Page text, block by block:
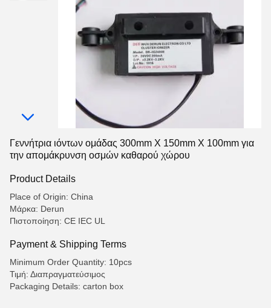
Γεννήτρια ιόντων ομάδας 300mm X 150mm X 100mm για
την απομάκρυνση οσμών καθαρού χώρου
Product Details
Place of Origin: China
Μάρκα: Derun
Πιστοποίηση: CE IEC UL
Payment & Shipping Terms
Minimum Order Quantity: 10pcs
Τιμή: Διαπραγματεύσιμος
Packaging Details: carton box